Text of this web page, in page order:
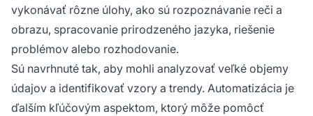
vykonávať rôzne úlohy, ako sú rozpoznávanie reči a
obrazu, spracovanie prirodzeného jazyka, riešenie
problémov alebo rozhodovanie.
Sú navrhnuté tak, aby mohli analyzovať veľké objemy
údajov a identifikovať vzory a trendy. Automatizácia je
ďalším kľúčovým aspektom, ktorý môže pomôcť